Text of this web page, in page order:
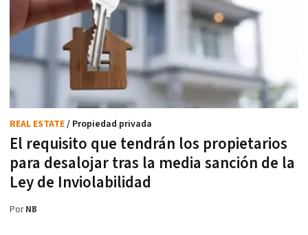
El requisito que tendrán los propietarios
para desalojar tras la media sanción de la
Ley de Inviolabilidad
REAL ESTATE/ Propiedad privada
PorNB